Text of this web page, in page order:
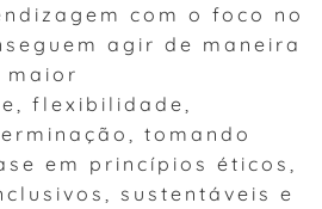
com o foco no
agir de maneira
maior
flexibilidade,
tomando
em princípios éticos,
sustentáveis e